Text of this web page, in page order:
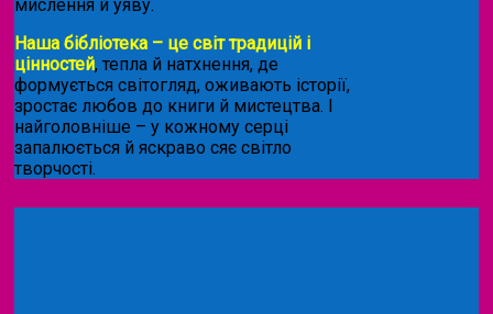
мислення й уяву.
Наша бібліотека – це світ традицій і
цінностей, тепла й натхнення, де
формується світогляд, оживають історії,
зростає любов до книги й мистецтва. І
найголовніше – у кожному серці
запалюється й яскраво сяє світло
творчості.